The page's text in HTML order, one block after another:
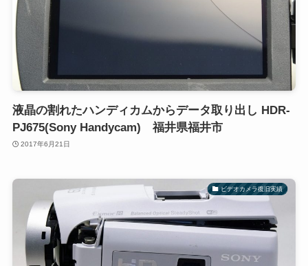
液晶の割れたハンディカムからデータ取り出し HDR-
PJ675(Sony Handycam) 福井県福井市
2017年6月21日
ビデオカメラ復旧実績